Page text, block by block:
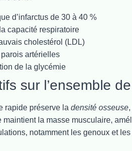
d’infarctus de 30 à 40 %
capacité respiratoire
cholestérol (LDL)
artérielles
de la glycémie
sur l’ensemble
rapide préserve la densité osseuse
maintient la masse musculaire,
notamment les genoux et